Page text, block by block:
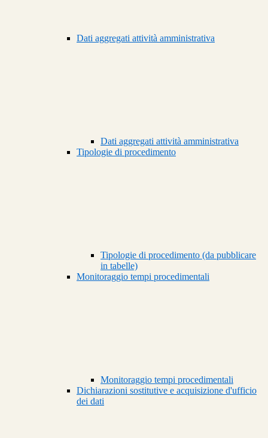
Dati aggregati attività amministrativa
Dati aggregati attività amministrativa
Tipologie di procedimento
Tipologie di procedimento (da pubblicare
in tabelle)
Monitoraggio tempi procedimentali
Monitoraggio tempi procedimentali
Dichiarazioni sostitutive e acquisizione d'ufficio
dei dati